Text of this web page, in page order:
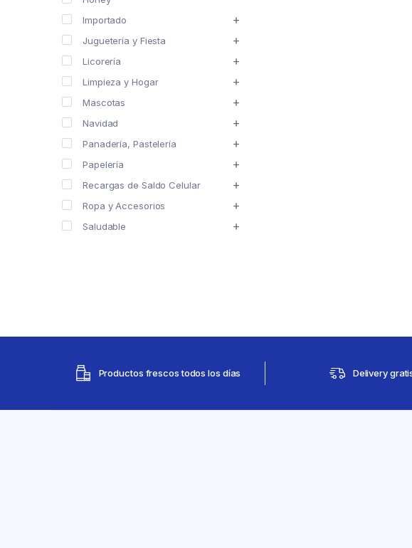
Importado
Juguetería y Fiesta
Licorería
Limpieza y Hogar
Mascotas
Navidad
Panadería, Pastelería
Papelería
Recargas de Saldo Celular
Ropa y Accesorios
Saludable
Productos frescos todos los días Delivery